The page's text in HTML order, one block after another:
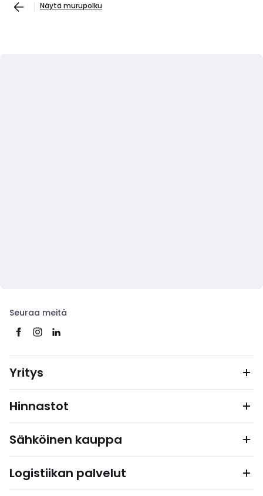
Näytä murupolku
Seuraa meitä
Yritys
Hinnastot
Sähköinen kauppa
Logistiikan palvelut